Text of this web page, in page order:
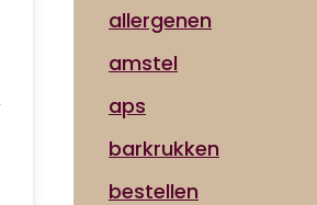
allergenen
amstel
aps
barkrukken
bestellen